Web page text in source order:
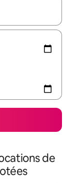
flèches vers le
de